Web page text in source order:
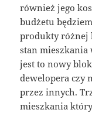
również jego
budżetu
produkty różnej
stan mieszkania
jest to nowy
dewelopera czy
przez innych.
mieszkania